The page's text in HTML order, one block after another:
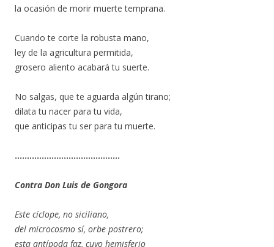
la ocasión de morir muerte temprana.
Cuando te corte la robusta mano,
ley de la agricultura permitida,
grosero aliento acabará tu suerte.
No salgas, que te aguarda algún tirano;
dilata tu nacer para tu vida,
que anticipas tu ser para tu muerte.
…………………………………….
Contra Don Luis de Gongora
Este cíclope, no siciliano,
del microcosmo sí, orbe postrero;
esta antípoda faz, cuyo hemisferio